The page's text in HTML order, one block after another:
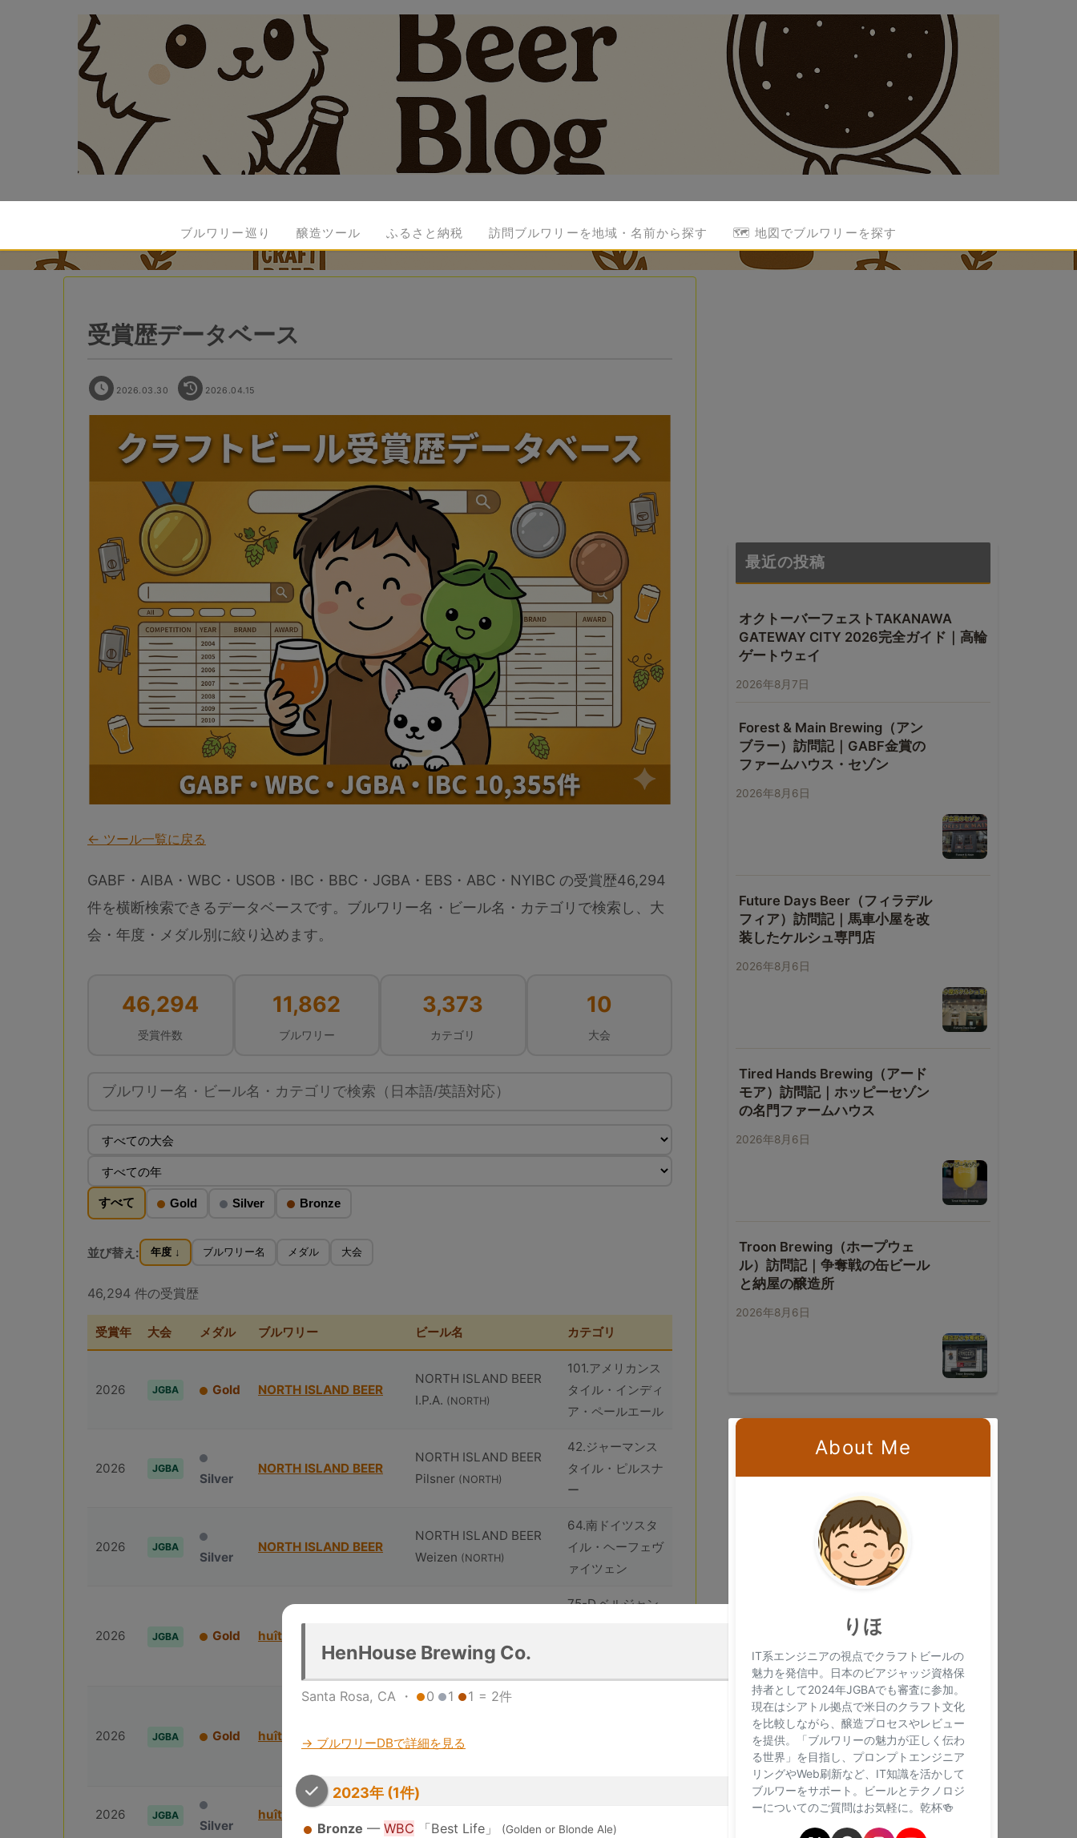
ブルワリー巡り 醸造ツール ふるさと納税 訪問ブルワリーを地域・名前から探す 🗺️ 地図でブルワリーを探す
受賞歴データベース
2026.03.30 2026.04.15
← ツール一覧に戻る
GABF・AIBA・WBC・USOB・IBC・BBC・JGBA・EBS・ABC・NYIBC の受賞歴46,294
件を横断検索できるデータベースです。ブルワリー名・ビール名・カテゴリで検索し、大
会・年度・メダル別に絞り込めます。
46,294
受賞件数
11,862
ブルワリー
3,373
カテゴリ
10
大会
すべて Gold Silver Bronze
並び替え: 年度 ↓ ブルワリー名 メダル 大会
46,294 件の受賞歴
受賞年 大会 メダル ブルワリー ビール名 カテゴリ
2026 JGBA Gold NORTH ISLAND BEER
NORTH ISLAND BEER
I.P.A. (NORTH)
101.アメリカンス
タイル・インディ
ア・ペールエール
2026 JGBA
Silver
NORTH ISLAND BEER
NORTH ISLAND BEER
Pilsner (NORTH)
42.ジャーマンス
タイル・ピルスナ
ー
2026 JGBA
Silver
NORTH ISLAND BEER
NORTH ISLAND BEER
Weizen (NORTH)
64.南ドイツスタ
イル・ヘーフェヴ
ァイツェン
2026 JGBA Gold huîtrière
Sunset(huîtrière)
75-D.ベルジャン
2026 JGBA Gold huîtrière
Fog(huîtrière)
2026 JGBA
Silver
huîtrière
huîtrière Akkeshi
Rouge(huîtrière)
パイスビール
HenHouse Brewing Co.
Santa Rosa, CA ・ 0 1 1 = 2件
→ ブルワリーDBで詳細を見る
2023年 (1件)
Bronze —WBC 「Best Life」 (Golden or Blonde Ale)
最近の投稿
オクトーバーフェストTAKANAWA
GATEWAY CITY 2026完全ガイド｜高輪
ゲートウェイ
2026年8月7日
Forest & Main Brewing（アン
ブラー）訪問記｜GABF金賞の
ファームハウス・セゾン
2026年8月6日
Future Days Beer（フィラデル
フィア）訪問記｜馬車小屋を改
装したケルシュ専門店
2026年8月6日
Tired Hands Brewing（アード
モア）訪問記｜ホッピーセゾン
の名門ファームハウス
2026年8月6日
Troon Brewing（ホープウェ
ル）訪問記｜争奪戦の缶ビール
と納屋の醸造所
2026年8月6日
About Me
りほ
IT系エンジニアの視点でクラフトビールの
魅力を発信中。日本のビアジャッジ資格保
持者として2024年JGBAでも審査に参加。
現在はシアトル拠点で米日のクラフト文化
を比較しながら、醸造プロセスやレビュー
を提供。「ブルワリーの魅力が正しく伝わ
る世界」を目指し、プロンプトエンジニア
リングやWeb刷新など、IT知識を活かして
ブルワーをサポート。ビールとテクノロジ
ーについてのご質問はお気軽に。乾杯🍻